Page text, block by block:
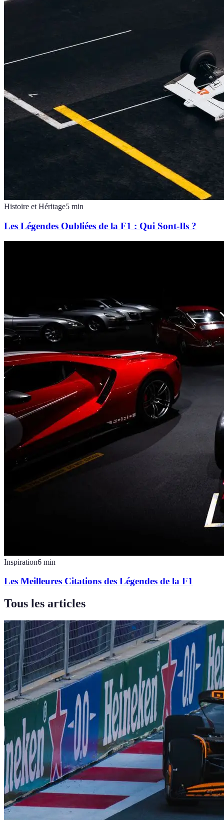
Histoire et Héritage5 min
Les Légendes Oubliées de la F1 : Qui Sont-Ils ?
Inspiration6 min
Les Meilleures Citations des Légendes de la F1
Tous les articles